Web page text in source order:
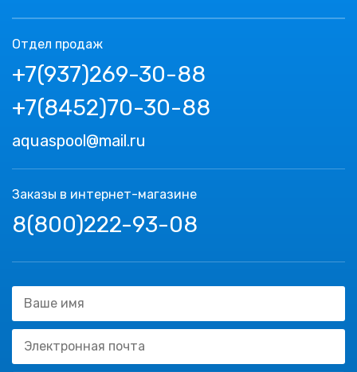
Отдел продаж
+7(937)269-30-88
+7(8452)70-30-88
aquaspool@mail.ru
Заказы в интернет-магазине
8(800)222-93-08